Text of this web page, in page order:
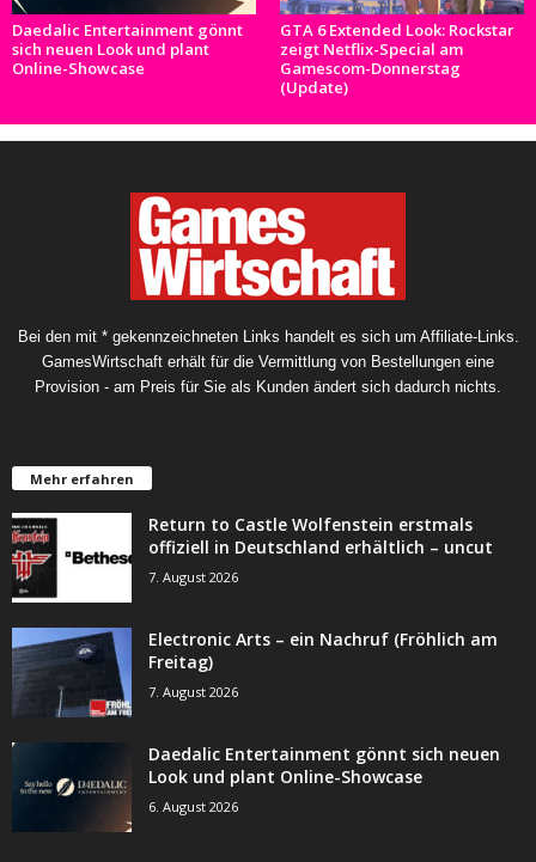
Daedalic Entertainment gönnt
sich neuen Look und plant
Online-Showcase
GTA 6 Extended Look: Rockstar
zeigt Netflix-Special am
Gamescom-Donnerstag
(Update)
Bei den mit * gekennzeichneten Links handelt es sich um Affiliate-Links.
GamesWirtschaft erhält für die Vermittlung von Bestellungen eine
Provision - am Preis für Sie als Kunden ändert sich dadurch nichts.
Mehr erfahren
Return to Castle Wolfenstein erstmals
offiziell in Deutschland erhältlich – uncut
7. August 2026
Electronic Arts – ein Nachruf (Fröhlich am
Freitag)
7. August 2026
Daedalic Entertainment gönnt sich neuen
Look und plant Online-Showcase
6. August 2026